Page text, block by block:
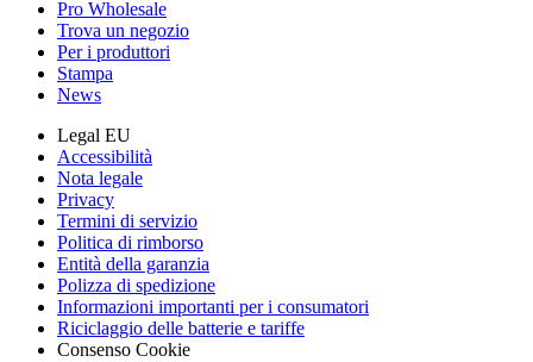
Pro Wholesale
Trova un negozio
Per i produttori
Stampa
News
Legal EU
Accessibilità
Nota legale
Privacy
Termini di servizio
Politica di rimborso
Entità della garanzia
Polizza di spedizione
Informazioni importanti per i consumatori
Riciclaggio delle batterie e tariffe
Consenso Cookie